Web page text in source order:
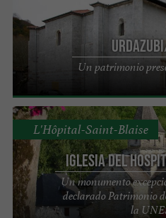
Un patrimonio
Iglesia del
Un monumento
declarado Patrimonio
la
L'Hôpital-Saint-Blaise